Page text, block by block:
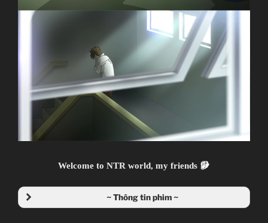
Welcome to NTR world, my friends
~ Thông tin phim ~